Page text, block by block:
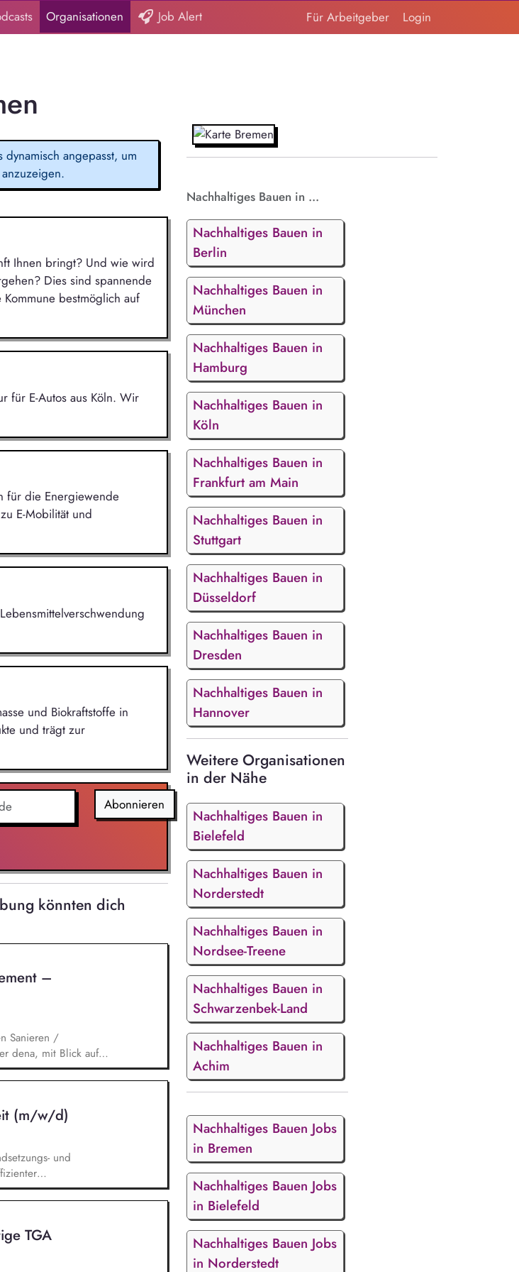
Organisationen Job Alert Für Arbeitgeber Login
angepasst, um
Ihnen bringt? Und wie wird
Dies sind spannende
bestmöglich auf
für E-Autos aus Köln. Wir
für die Energiewende
E-Mobilität und
und Biokraftstoffe in
und trägt zur
Abonnieren
könnten dich
–
Sanieren /
dena, mit Blick auf
Business-
Projekte für unser
Skalierung. Du
(m/w/d)
und
Erstellung von
Ableitung von
für alle
TGA
Nachhaltiges Bauen in ...
Nachhaltiges Bauen in
Berlin
Nachhaltiges Bauen in
München
Nachhaltiges Bauen in
Hamburg
Nachhaltiges Bauen in
Köln
Nachhaltiges Bauen in
Frankfurt am Main
Nachhaltiges Bauen in
Stuttgart
Nachhaltiges Bauen in
Düsseldorf
Nachhaltiges Bauen in
Dresden
Nachhaltiges Bauen in
Hannover
Weitere Organisationen
in der Nähe
Nachhaltiges Bauen in
Bielefeld
Nachhaltiges Bauen in
Norderstedt
Nachhaltiges Bauen in
Nordsee-Treene
Nachhaltiges Bauen in
Schwarzenbek-Land
Nachhaltiges Bauen in
Achim
Nachhaltiges Bauen Jobs
in Bremen
Nachhaltiges Bauen Jobs
in Bielefeld
Nachhaltiges Bauen Jobs
in Norderstedt